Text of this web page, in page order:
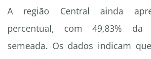
A região Central ainda
percentual, com 49,83% da
semeada. Os dados indicam